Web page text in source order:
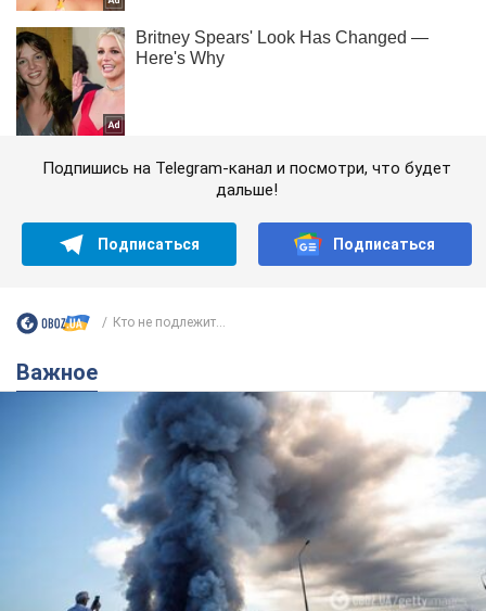
Подпишись на Telegram-канал и посмотри, что будет
дальше!
Подписаться Подписаться
Кто не подлежит...
Важное